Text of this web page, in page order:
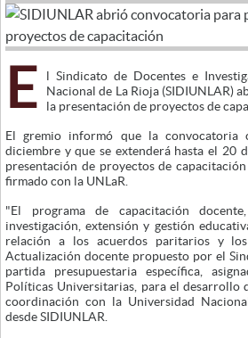
E
l Sindicato de Docentes e
Nacional de La Rioja (SIDIUNLAR)
la presentación de proyectos de
El gremio informó que la convocatoria
diciembre y que se extenderá hasta el 20
presentación de proyectos de
firmado con la UNLaR.
"El programa de capacitación
investigación, extensión y gestión
relación a los acuerdos paritarios y
Actualización docente propuesto por el
partida presupuestaria específica,
Políticas Universitarias, para el desarrollo
coordinación con la Universidad
desde SIDIUNLAR.